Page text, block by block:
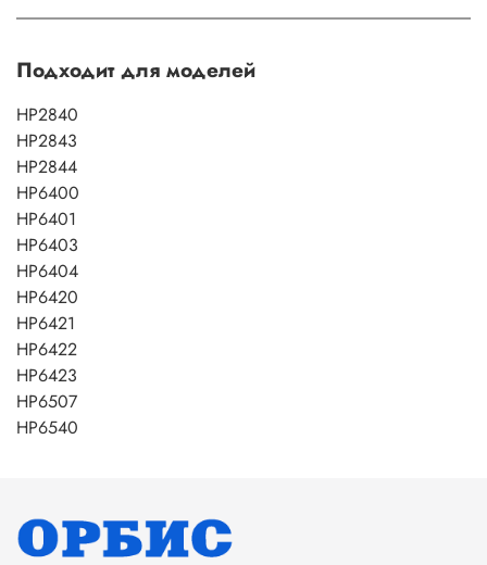
Подходит для моделей
HP2840
HP2843
HP2844
HP6400
HP6401
HP6403
HP6404
HP6420
HP6421
HP6422
HP6423
HP6507
HP6540